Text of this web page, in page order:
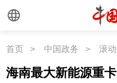
首页 > 中国政务 > 滚
海南最大新能源重